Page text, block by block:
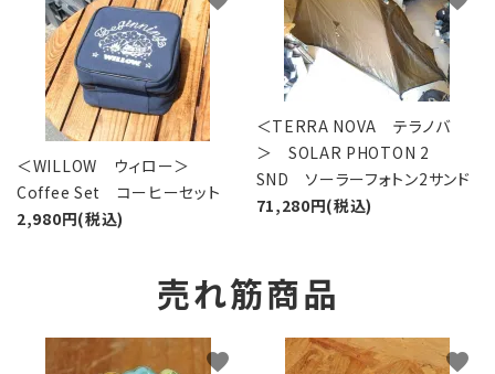
＜WILLOW ウィロー＞
Coffee Set コーヒーセット
2,980円(税込)
＜TERRA NOVA テラノバ
＞ SOLAR PHOTON 2
SND ソーラーフォトン2サンド
71,280円(税込)
売れ筋商品
favorite favorite